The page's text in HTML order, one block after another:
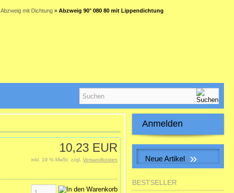
Abzweig mit Dichtung» Abzweig 90° 080 80 mit Lippendichtung
10,23 EUR
inkl. 19 % MwSt. zzgl.Versandkosten
Anmelden
Neue Artikel »
inkl. 2 Dichtungen
BESTSELLER